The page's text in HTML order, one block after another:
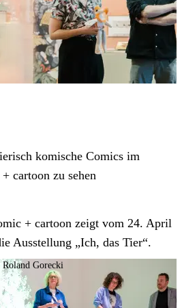
komische Comics im
cartoon zu sehen
+ cartoon zeigt vom 24. April
Ausstellung „Ich, das Tier“.
Gorecki